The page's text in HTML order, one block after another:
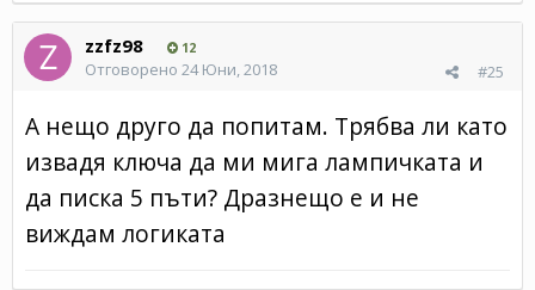
zzfz98 12
#25
Отговорено 24 Юни, 2018
А нещо друго да попитам. Трябва ли като
извадя ключа да ми мига лампичката и
да писка 5 пъти? Дразнещо е и не
виждам логиката